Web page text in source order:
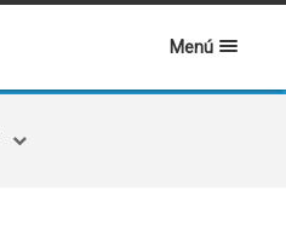
Menú